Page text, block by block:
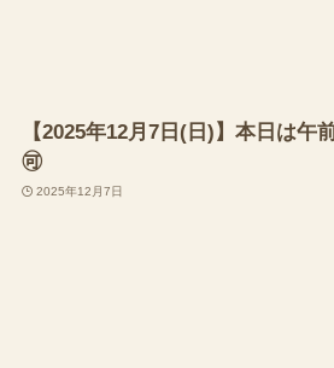
【2025年12月7日(日)】本日は
🉑
2025年12月7日